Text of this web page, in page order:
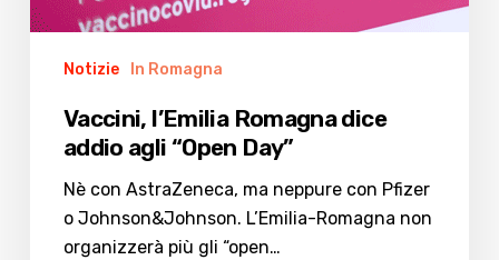
Notizie In Romagna
Vaccini, l’Emilia Romagna dice
addio agli “Open Day”
Nè con AstraZeneca, ma neppure con Pfizer
o Johnson&Johnson. L’Emilia-Romagna non
organizzerà più gli “open…